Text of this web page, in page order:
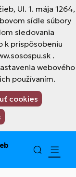
Ul. 1. mája 1264,
sídle súbory
sledovania
k prispôsobeniu
.
webového
používaním.
cookies